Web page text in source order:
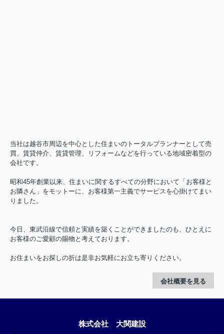
当社は越谷市周辺を中心とした住まいのトータルプランナーとして売
買、賃貸仲介、賃貸管理、リフォームなどを行っている地域密着型の
会社です。
昭和45年創業以来、住まいに関するすべての分野において「お客様と
お隣さん」をモットーに、お客様第一主義でサービスを心掛けてまい
りました。
今日、東武沿線で信頼と実績を築くことができましたのも、ひとえに
お客様のご愛顧の賜物と考えております。
お住まいをお探しの折は是非お気軽にお立ち寄りください。
会社概要を見る
株式会社 大関建設